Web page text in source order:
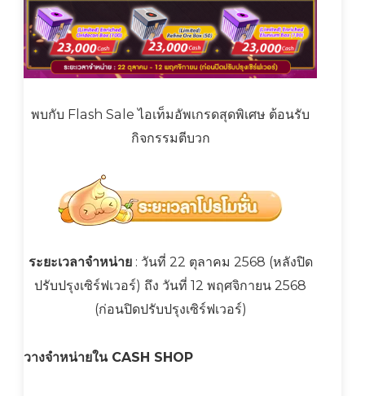
พบกับ Flash Sale ไอเท็มอัพเกรดสุดพิเศษ ต้อนรับ
กิจกรรมตีบวก
ระยะเวลาจำหน่าย: วันที่ 22 ตุลาคม 2568 (หลังปิด
ปรับปรุงเซิร์ฟเวอร์) ถึง วันที่ 12 พฤศจิกายน 2568
(ก่อนปิดปรับปรุงเซิร์ฟเวอร์)
วางจำหน่ายใน CASH SHOP